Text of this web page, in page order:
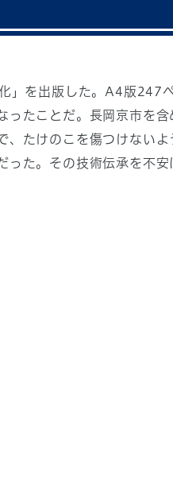
」を出版した。A4版247
たことだ。長岡京市を
たけのこを傷つけないよ
た。その技術伝承を不安